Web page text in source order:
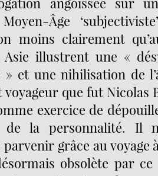
Âge
moins clairement
Asie illustrent une «
» et une nihilisation de
voyageur que fut
exercice de
de la personnalité. Il
grâce au voyage
obsolète par